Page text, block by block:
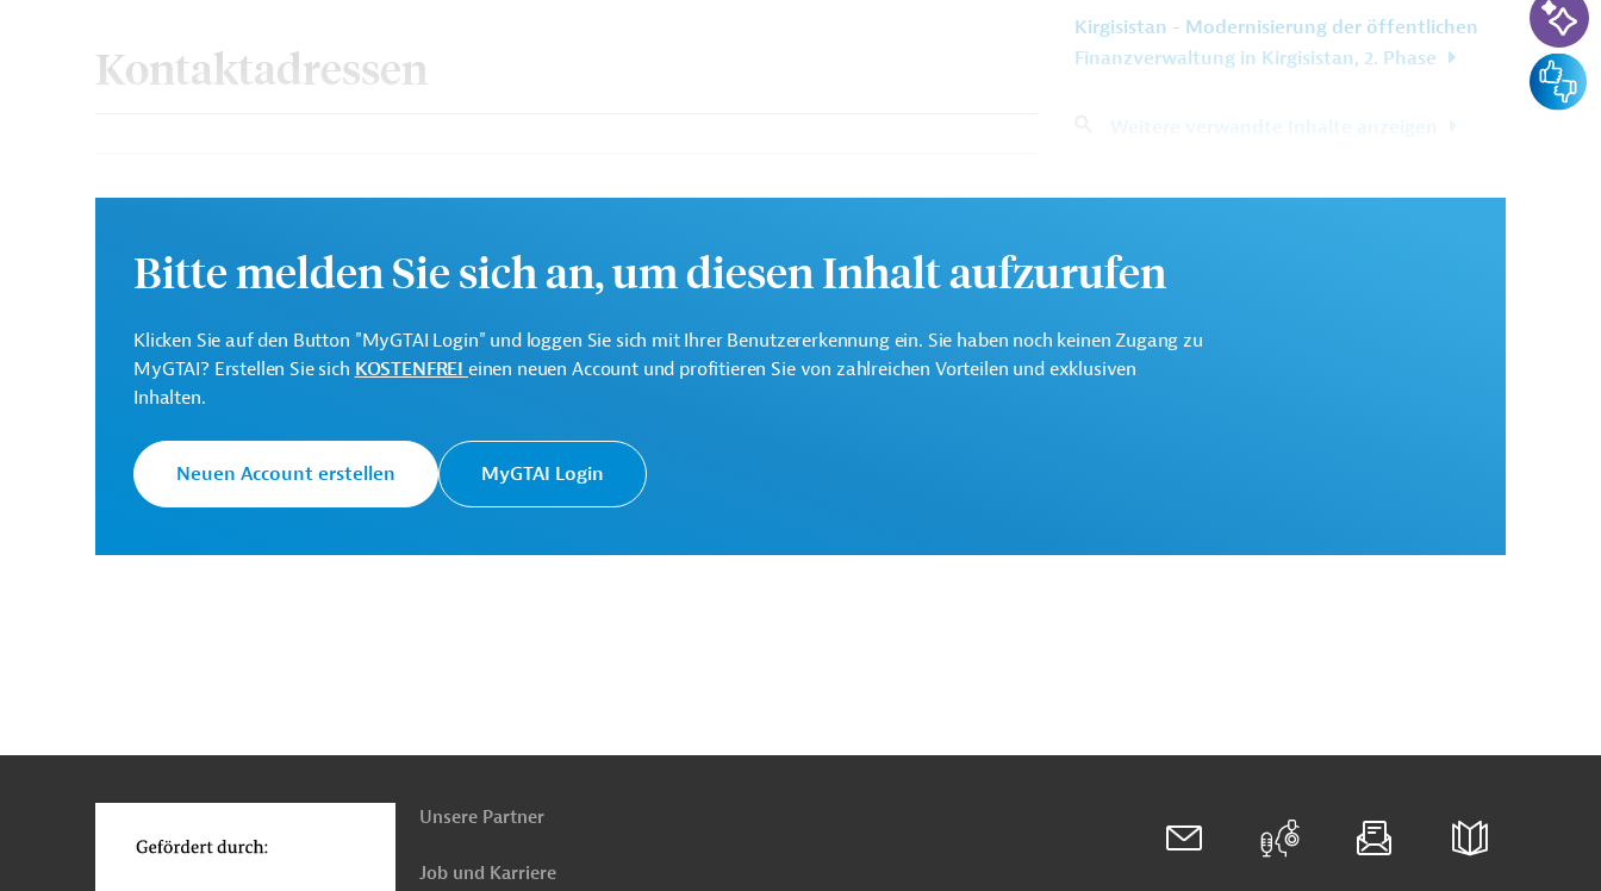
Kontaktadressen
Die ADB ist die wichtigste multilaterale Finanzierungsinstitution für Projekte in der
Treasury
Salomonen Öffentliche Verwaltung und Regierung
Öffentliche Finanzen, Staatshaushalt
Wirtschafts-, Außenwirtschaftsförderung
Kirgisistan - Modernisierung der öffentlichen
Finanzverwaltung in Kirgisistan, 2. Phase
Bitte melden Sie sich an, um diesen Inhalt aufzurufen
Klicken Sie auf den Button "MyGTAI Login" und loggen Sie sich mit Ihrer Benutzererkennung ein. Sie haben noch keinen Zugang zu
MyGTAI? Erstellen Sie sich KOSTENFREI einen neuen Account und profitieren Sie von zahlreichen Vorteilen und exklusiven
Inhalten.
Neuen Account erstellen MyGTAI Login
oben
Unsere Partner
Job und Karriere